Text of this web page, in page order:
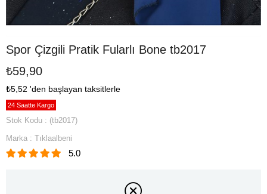
Spor Çizgili Pratik Fularlı Bone tb2017
₺59,90
₺5,52 'den başlayan taksitlerle
24 Saatte Kargo
Stok Kodu
(tb2017)
Marka : Tıklaalbeni
5.0